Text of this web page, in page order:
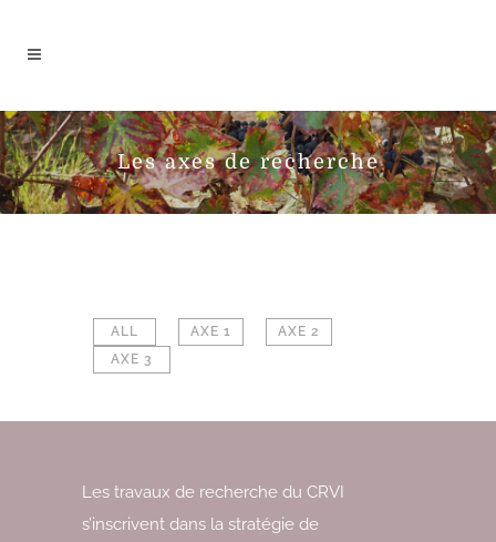
Les axes de recherche
ALL AXE 1
AXE 2
AXE 3
Les travaux de recherche du CRVI
s’inscrivent dans la stratégie de